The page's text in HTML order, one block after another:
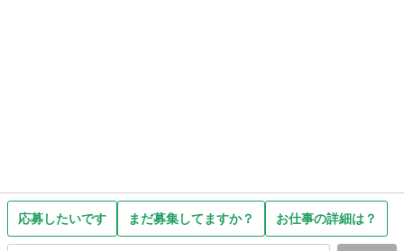
応募したいです まだ募集してますか？ お仕事の詳細は？